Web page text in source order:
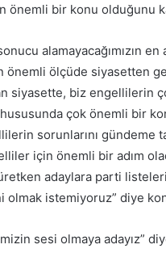
önemli bir konu olduğunu
alamayacağımızın
önemli ölçüde siyasetten
siyasette, biz engellilerin
çok önemli bir
sorunlarını gündeme
için önemli bir adım
adaylara parti
istemiyoruz” diye
sesi olmaya adayız”